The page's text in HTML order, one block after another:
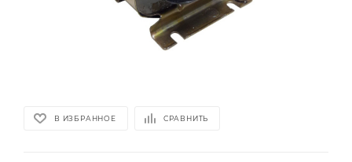
В ИЗБРАННОЕ СРАВНИТЬ